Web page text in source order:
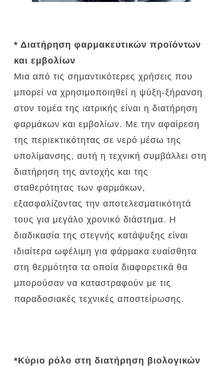
* Διατήρηση φαρμακευτικών προϊόντων
και εμβολίων
Μια από τις σημαντικότερες χρήσεις που
μπορεί να χρησιμοποιηθεί η ψύξη-ξήρανση
στον τομέα της ιατρικής είναι η διατήρηση
φαρμάκων και εμβολίων. Με την αφαίρεση
της περιεκτικότητας σε νερό μέσω της
υπολίμανσης, αυτή η τεχνική συμβάλλει στη
διατήρηση της αντοχής και της
σταθερότητας των φαρμάκων,
εξασφαλίζοντας την αποτελεσματικότητά
τους για μεγάλο χρονικό διάστημα. Η
διαδικασία της στεγνής κατάψυξης είναι
ιδιαίτερα ωφέλιμη για φάρμακα ευαίσθητα
στη θερμότητα τα οποία διαφορετικά θα
μπορούσαν να καταστραφούν με τις
παραδοσιακές τεχνικές αποστείρωσης.
*Κύριο ρόλο στη διατήρηση βιολογικών